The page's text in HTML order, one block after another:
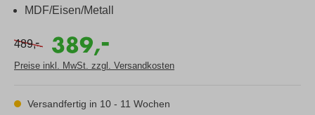
MDF/Eisen/Metall
489,- 389,
-
Preise inkl. MwSt. zzgl. Versandkosten
Versandfertig in 10 - 11 Wochen